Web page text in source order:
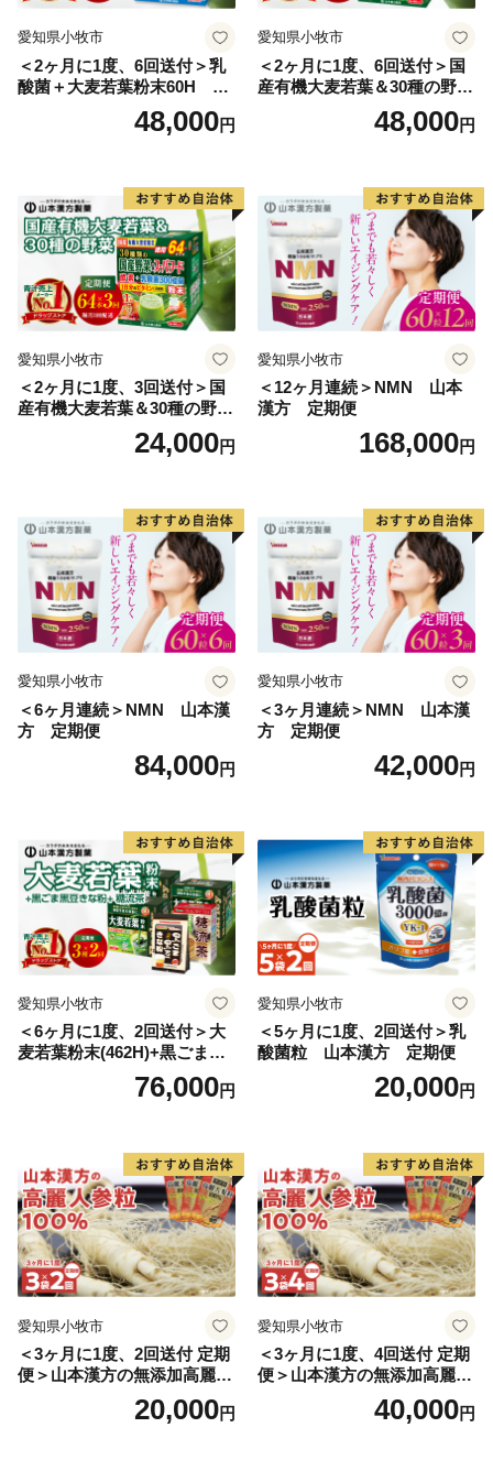
愛知県小牧市
＜2ヶ月に1度、6回送付＞乳
酸菌＋大麦若葉粉末60H 山
48,000円
愛知県小牧市
＜2ヶ月に1度、6回送付＞国
産有機大麦若葉＆30種の野
菜 山本漢方 定期便
48,000円
愛知県小牧市
＜2ヶ月に1度、3回送付＞国
産有機大麦若葉＆30種の野
菜 山本漢方 定期便
24,000円
愛知県小牧市
＜12ヶ月連続＞NMN 山本
漢方 定期便
168,000円
愛知県小牧市
＜6ヶ月連続＞NMN 山本漢
方 定期便
84,000円
愛知県小牧市
＜3ヶ月連続＞NMN 山本漢
方 定期便
42,000円
愛知県小牧市
＜6ヶ月に1度、2回送付＞大
麦若葉粉末(462H)+黒ごま黒
豆きな粉+ 糖流茶 山本漢
76,000円
愛知県小牧市
＜5ヶ月に1度、2回送付＞乳
酸菌粒 山本漢方 定期便
20,000円
愛知県小牧市
＜3ヶ月に1度、2回送付 定期
便＞山本漢方の無添加高麗人
20,000円
愛知県小牧市
＜3ヶ月に1度、4回送付 定期
便＞山本漢方の無添加高麗人
40,000円